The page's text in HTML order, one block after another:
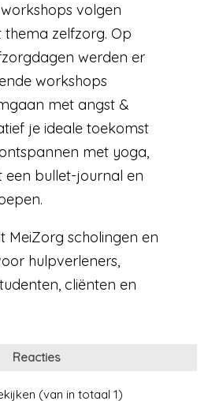
volgen
zelfzorg. Op
werden er
workshops
met angst &
je ideale toekomst
met yoga,
een bullet-journal en
MeiZorg scholingen en
hulpverleners,
cliënten en
Reacties
(van in totaal 1)